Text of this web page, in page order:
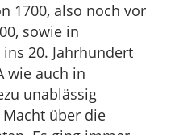
1700, also noch vor
sowie in
20. Jahrhundert
wie auch in
unablässig
über die